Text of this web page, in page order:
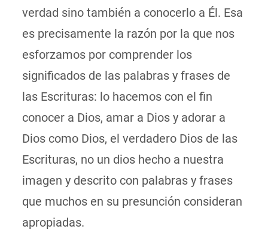
verdad sino también a conocerlo a Él. Esa
es precisamente la razón por la que nos
esforzamos por comprender los
significados de las palabras y frases de
las Escrituras: lo hacemos con el fin
conocer a Dios, amar a Dios y adorar a
Dios como Dios, el verdadero Dios de las
Escrituras, no un dios hecho a nuestra
imagen y descrito con palabras y frases
que muchos en su presunción consideran
apropiadas.